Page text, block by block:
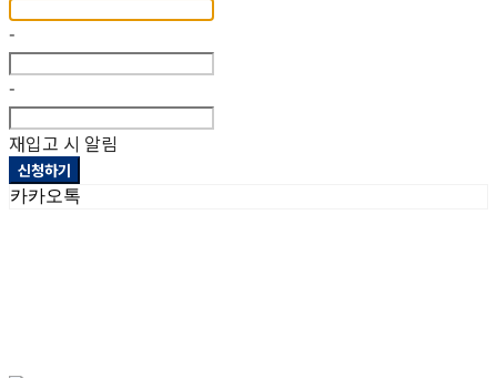
-
-
재입고 시 알림
신청하기
카카오톡